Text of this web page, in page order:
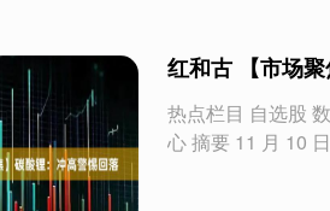
红和古 【市场
热点栏目 自选股
心 摘要 11 月 10